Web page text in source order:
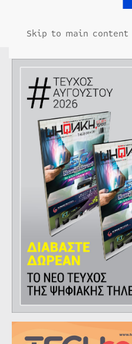
Skip to main content